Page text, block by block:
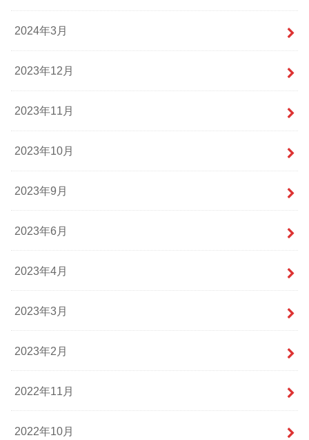
2024年3月
2023年12月
2023年11月
2023年10月
2023年9月
2023年6月
2023年4月
2023年3月
2023年2月
2022年11月
2022年10月